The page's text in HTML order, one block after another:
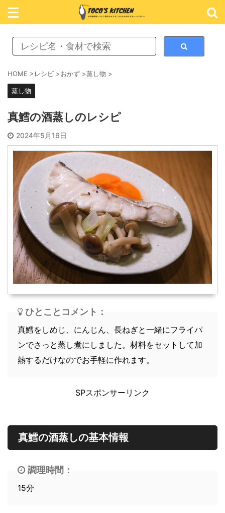
レシピ検索
ごはん
めん類
スイーツ
スープ
軽食
HOME >レシピ >おかず >蒸し物 >
蒸し物
真鱈の酒蒸しのレシピ
2024年5月16日
ひとことコメント：
真鱈をしめじ、にんじん、長ねぎと一緒にフライパ
ンでさっと蒸し煮にしました。材料をセットして加
熱するだけなのでお手軽に作れます。
SPスポンサーリンク
真鱈の酒蒸しの基本情報
調理時間：
15分